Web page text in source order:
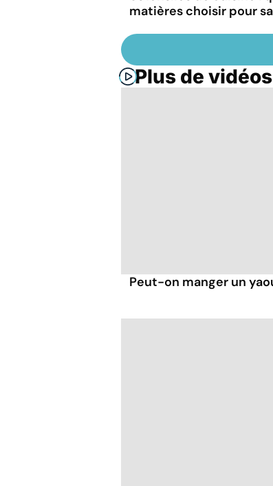
matières choisir pour
Plus de vidéos
Peut-on manger un